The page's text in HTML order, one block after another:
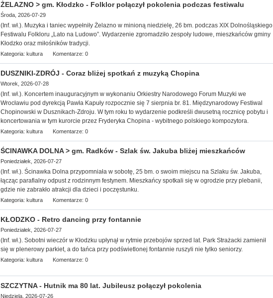
ŻELAZNO > gm. Kłodzko - Folklor połączył pokolenia podczas festiwalu
Środa, 2026-07-29
(Inf. wł.). Muzyka i taniec wypełniły Żelazno w minioną niedzielę, 26 bm. podczas XIX Dolnośląskiego
Festiwalu Folkloru „Lato na Ludowo”. Wydarzenie zgromadziło zespoły ludowe, mieszkańców gminy
Kłodzko oraz miłośników tradycji.
Kategoria: kultura Komentarze: 0
DUSZNIKI-ZDRÓJ - Coraz bliżej spotkań z muzyką Chopina
Wtorek, 2026-07-28
(Inf. wł.). Koncertem inauguracyjnym w wykonaniu Orkiestry Narodowego Forum Muzyki we
Wrocławiu pod dyrekcją Pawła Kapuły rozpocznie się 7 sierpnia br. 81. Międzynarodowy Festiwal
Chopinowski w Dusznikach-Zdroju. W tym roku to wydarzenie podkreśli dwusetną rocznicę pobytu i
koncertowania w tym kurorcie przez Fryderyka Chopina - wybitnego polskiego kompozytora.
Kategoria: kultura Komentarze: 0
ŚCINAWKA DOLNA > gm. Radków - Szlak św. Jakuba bliżej mieszkańców
Poniedziałek, 2026-07-27
(Inf. wł.). Ścinawka Dolna przypomniała w sobotę, 25 bm. o swoim miejscu na Szlaku św. Jakuba,
łącząc parafialny odpust z rodzinnym festynem. Mieszkańcy spotkali się w ogrodzie przy plebanii,
gdzie nie zabrakło atrakcji dla dzieci i poczęstunku.
Kategoria: kultura Komentarze: 0
KŁODZKO - Retro dancing przy fontannie
Poniedziałek, 2026-07-27
(Inf. wł.). Sobotni wieczór w Kłodzku upłynął w rytmie przebojów sprzed lat. Park Strażacki zamienił
się w plenerowy parkiet, a do tańca przy podświetlonej fontannie ruszyli nie tylko seniorzy.
Kategoria: kultura Komentarze: 0
SZCZYTNA - Hutnik ma 80 lat. Jubileusz połączył pokolenia
Niedziela, 2026-07-26